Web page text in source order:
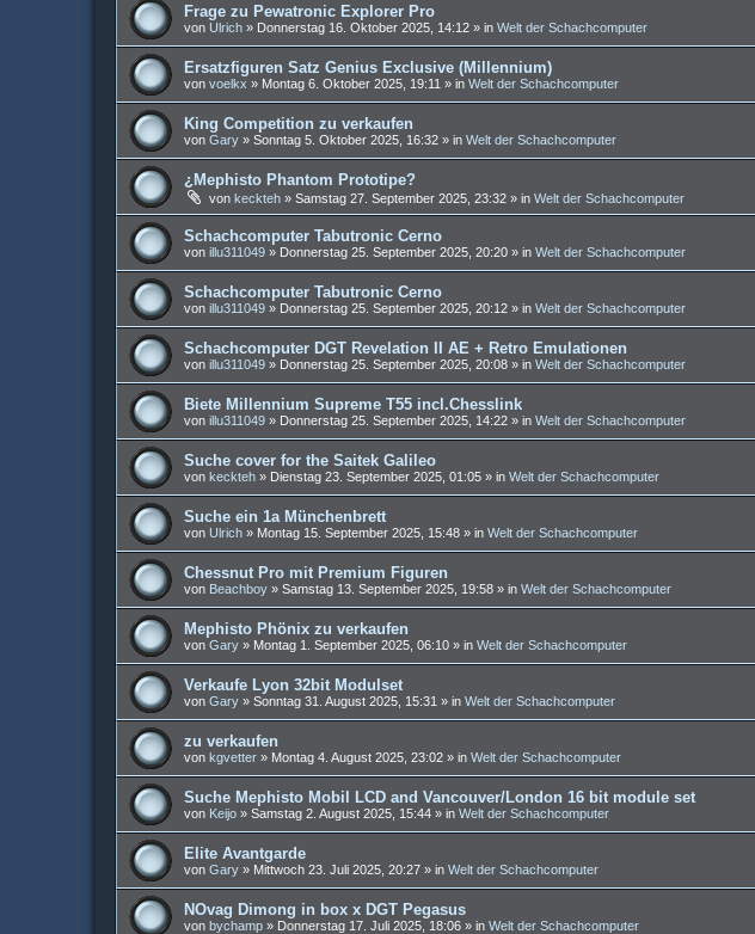
Frage zu Pewatronic Explorer Pro
von Ulrich » Donnerstag 16. Oktober 2025, 14:12 » in Welt der Schachcomputer
Ersatzfiguren Satz Genius Exclusive (Millennium)
von voelkx » Montag 6. Oktober 2025, 19:11 » in Welt der Schachcomputer
King Competition zu verkaufen
von Gary » Sonntag 5. Oktober 2025, 16:32 » in Welt der Schachcomputer
¿Mephisto Phantom Prototipe?
von keckteh » Samstag 27. September 2025, 23:32 » in Welt der Schachcomputer
Schachcomputer Tabutronic Cerno
von illu311049 » Donnerstag 25. September 2025, 20:20 » in Welt der Schachcomputer
Schachcomputer Tabutronic Cerno
von illu311049 » Donnerstag 25. September 2025, 20:12 » in Welt der Schachcomputer
Schachcomputer DGT Revelation II AE + Retro Emulationen
von illu311049 » Donnerstag 25. September 2025, 20:08 » in Welt der Schachcomputer
Biete Millennium Supreme T55 incl.Chesslink
von illu311049 » Donnerstag 25. September 2025, 14:22 » in Welt der Schachcomputer
Suche cover for the Saitek Galileo
von keckteh » Dienstag 23. September 2025, 01:05 » in Welt der Schachcomputer
Suche ein 1a Münchenbrett
von Ulrich » Montag 15. September 2025, 15:48 » in Welt der Schachcomputer
Chessnut Pro mit Premium Figuren
von Beachboy » Samstag 13. September 2025, 19:58 » in Welt der Schachcomputer
Mephisto Phönix zu verkaufen
von Gary » Montag 1. September 2025, 06:10 » in Welt der Schachcomputer
Verkaufe Lyon 32bit Modulset
von Gary » Sonntag 31. August 2025, 15:31 » in Welt der Schachcomputer
zu verkaufen
von kgvetter » Montag 4. August 2025, 23:02 » in Welt der Schachcomputer
Suche Mephisto Mobil LCD and Vancouver/London 16 bit module set
von Keijo » Samstag 2. August 2025, 15:44 » in Welt der Schachcomputer
Elite Avantgarde
von Gary » Mittwoch 23. Juli 2025, 20:27 » in Welt der Schachcomputer
NOvag Dimong in box x DGT Pegasus
von bychamp » Donnerstag 17. Juli 2025, 18:06 » in Welt der Schachcomputer